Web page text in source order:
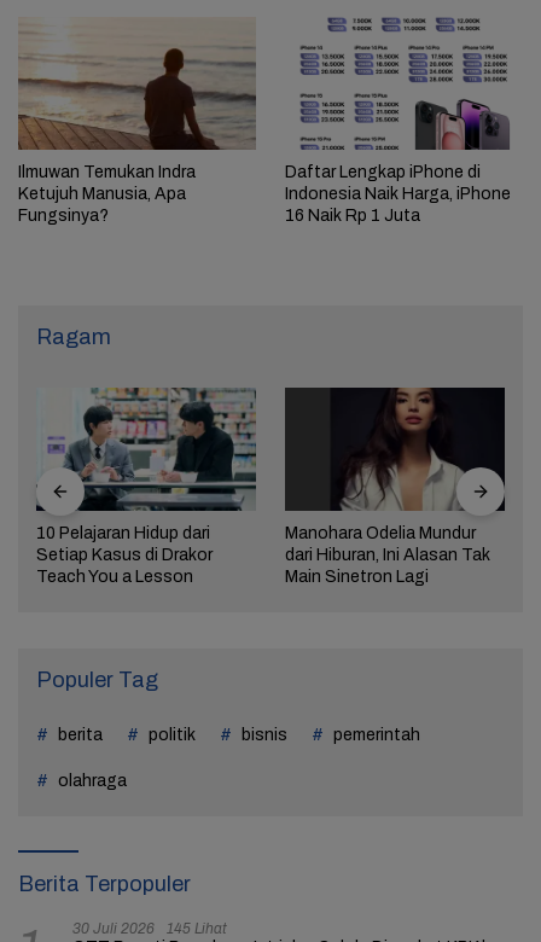
Ilmuwan Temukan Indra
Ketujuh Manusia, Apa
Fungsinya?
Daftar Lengkap iPhone di
Indonesia Naik Harga, iPhone
16 Naik Rp 1 Juta
Ragam
10 Pelajaran Hidup dari
Setiap Kasus di Drakor
Teach You a Lesson
Manohara Odelia Mundur
dari Hiburan, Ini Alasan Tak
Main Sinetron Lagi
Populer Tag
berita politik bisnis pemerintah
olahraga
Berita Terpopuler
30 Juli 2026 145 Lihat